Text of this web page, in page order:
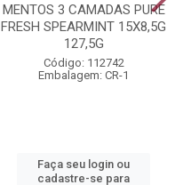
MENTOS 3 CAMADAS PURE
FRESH SPEARMINT 15X8,5G
127,5G
Código: 112742
Embalagem: CR-1
Faça seu login ou
cadastre-se para